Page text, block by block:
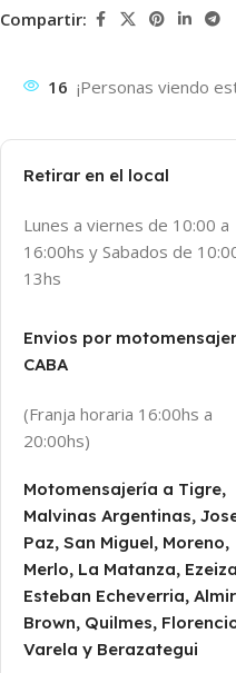
Compartir:
16 ¡Personas viendo
Retirar en el local
Lunes a viernes de 10:00 a
16:00hs y Sabados de
13hs
Envios por
CABA
(Franja horaria 16:00hs a
20:00hs)
Motomensajería a Tigre,
Malvinas Argentinas,
Paz, San Miguel, Moreno,
Merlo, La Matanza,
Esteban Echeverria,
Brown, Quilmes,
Varela y Berazategui